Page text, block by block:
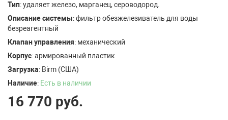
Тип: удаляет железо, марганец, сероводород.
Описание системы: фильтр обезжелезиватель для воды
безреагентный
Клапан управления: механический
Корпус: армированный пластик
Загрузка: Birm (США)
Наличие: Есть в наличии
16 770 руб.